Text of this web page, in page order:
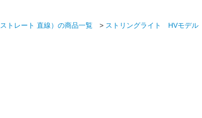
トレート 直線）の商品一覧 > ストリングライト HVモデル